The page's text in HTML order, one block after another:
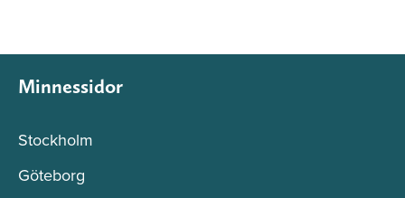
Minnessidor
Stockholm
Göteborg